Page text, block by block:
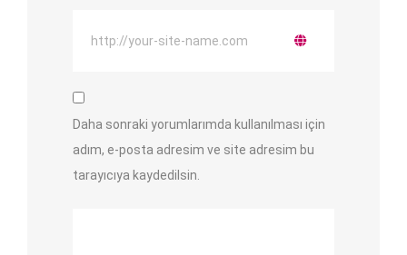
Daha sonraki yorumlarımda kullanılması için
adım, e-posta adresim ve site adresim bu
tarayıcıya kaydedilsin.